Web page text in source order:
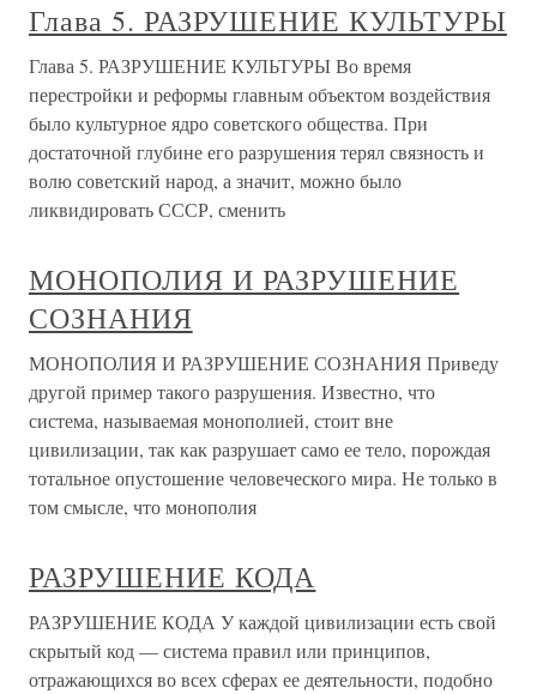
Глава 5. РАЗРУШЕНИЕ КУЛЬТУРЫ
Глава 5. РАЗРУШЕНИЕ КУЛЬТУРЫ Во время
перестройки и реформы главным объектом воздействия
было культурное ядро советского общества. При
достаточной глубине его разрушения терял связность и
волю советский народ, а значит, можно было
ликвидировать СССР, сменить
МОНОПОЛИЯ И РАЗРУШЕНИЕ
СОЗНАНИЯ
МОНОПОЛИЯ И РАЗРУШЕНИЕ СОЗНАНИЯ Приведу
другой пример такого разрушения. Известно, что
система, называемая монополией, стоит вне
цивилизации, так как разрушает само ее тело, порождая
тотальное опустошение человеческого мира. Не только в
том смысле, что монополия
РАЗРУШЕНИЕ КОДА
РАЗРУШЕНИЕ КОДА У каждой цивилизации есть свой
скрытый код — система правил или принципов,
отражающихся во всех сферах ее деятельности, подобно